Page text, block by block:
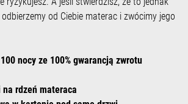
od Ciebie materac i zwócimy jego
nocy ze 100% gwarancją zwrotu
rdzeń materaca